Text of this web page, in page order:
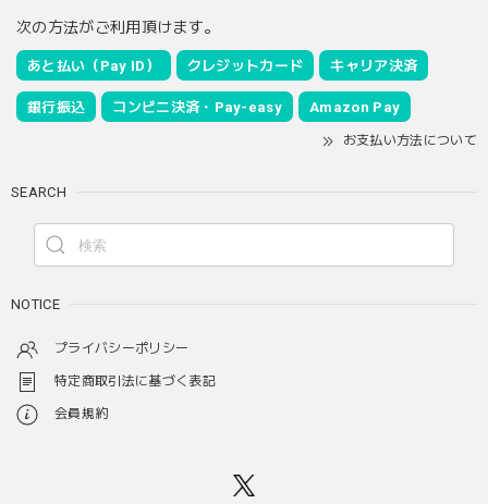
次の方法がご利用頂けます。
あと払い（Pay ID） クレジットカード キャリア決済
銀行振込 コンビニ決済・Pay-easy Amazon Pay
お支払い方法について
SEARCH
NOTICE
プライバシーポリシー
特定商取引法に基づく表記
会員規約